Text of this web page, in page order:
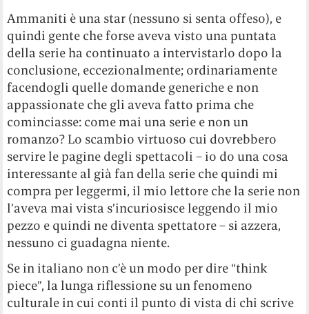
Ammaniti è una star (nessuno si senta offeso), e
quindi gente che forse aveva visto una puntata
della serie ha continuato a intervistarlo dopo la
conclusione, eccezionalmente; ordinariamente
facendogli quelle domande generiche e non
appassionate che gli aveva fatto prima che
cominciasse: come mai una serie e non un
romanzo? Lo scambio virtuoso cui dovrebbero
servire le pagine degli spettacoli – io do una cosa
interessante al già fan della serie che quindi mi
compra per leggermi, il mio lettore che la serie non
l’aveva mai vista s’incuriosisce leggendo il mio
pezzo e quindi ne diventa spettatore – si azzera,
nessuno ci guadagna niente.
Se in italiano non c’è un modo per dire “think
piece”, la lunga riflessione su un fenomeno
culturale in cui conti il punto di vista di chi scrive